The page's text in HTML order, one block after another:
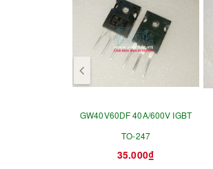
GW40V60DF 40A/600V IGBT
TO-247
35.000₫